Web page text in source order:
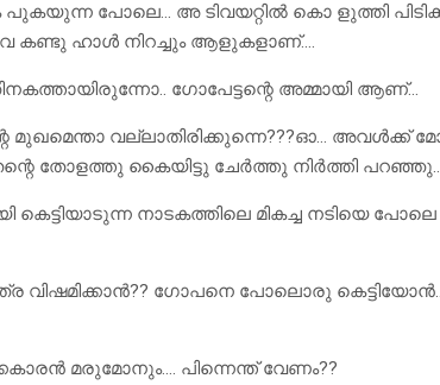
പോലെ… അ ടിവയറ്റിൽ കൊ ളുത്തി
കണ്ടു ഹാൾ നിറച്ചും ആളുകളാണ്….
ഗോപേട്ടന്റെ അമ്മായി ആണ്…
വല്ലാതിരിക്കുന്നെ???ഓ… അവൾക്ക്
തോളത്തു കൈയിട്ടു ചേർത്തു നിർത്തി
നാടകത്തിലെ മികച്ച നടിയെ പോലെ
ഗോപനെ പോലൊരു കെട്ടിയോൻ..
മരുമോനും…. പിന്നെന്ത് വേണം??